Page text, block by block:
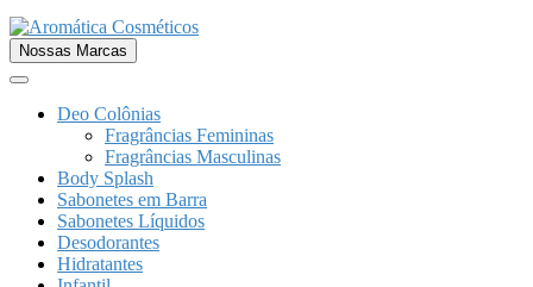
Nossas Marcas
Deo Colônias
Fragrâncias Femininas
Fragrâncias Masculinas
Body Splash
Sabonetes em Barra
Sabonetes Líquidos
Desodorantes
Hidratantes